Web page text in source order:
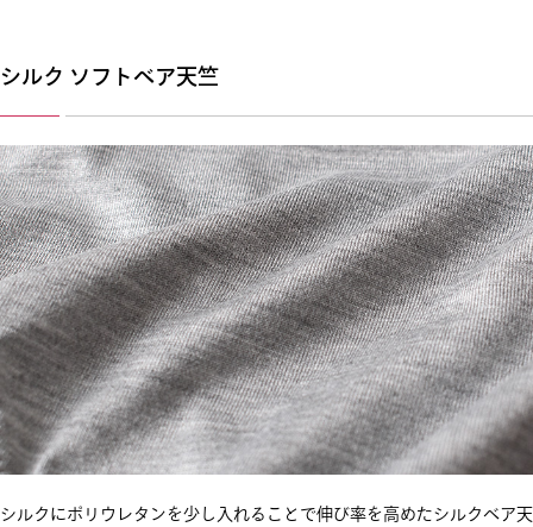
シルク ソフトベア天竺
シルクにポリウレタンを少し入れることで伸び率を高めたシルクベア天